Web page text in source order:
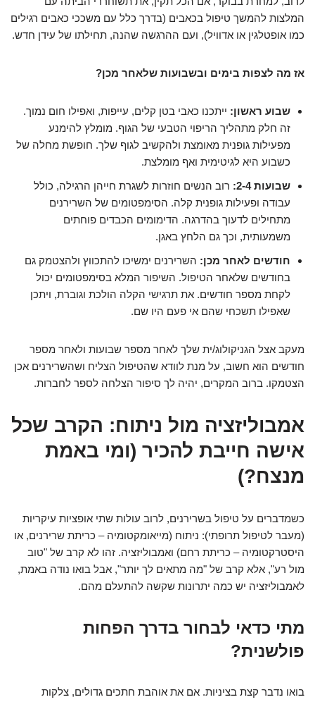
המלצות להמשך טיפול בכאבים (בדרך כלל עם משככי כאבים רגילים
כמו אופטלגין או אדוויל), ועם ההרגשה שהנה, תחילתו של עידן חדש.
אז מה לצפות בימים ובשבועות שלאחר מכן?
שבוע ראשון: ייתכנו כאבי בטן קלים, עייפות, ואפילו חום נמוך.
זה חלק מתהליך הריפוי הטבעי של הגוף. מומלץ להימנע
מפעילות גופנית מאומצת ולהקשיב לגוף שלך. חופשת מחלה של
כשבוע היא לגיטימית ואף מומלצת.
שבועות 2-4:
רוב הנשים חוזרות לשגרת חייהן הרגילה, כולל
עבודה ופעילות גופנית קלה. הסימפטומים של השרירנים
מתחילים לדעוך בהדרגה. הדימומים הכבדים פוחתים
משמעותית, וכך גם הלחץ באגן.
חודשים לאחר מכן: השרירנים ימשיכו להתכווץ ולהצטמק גם
בחודשים שלאחר הטיפול. השיפור המלא בסימפטומים יכול
לקחת מספר חודשים. את תרגישי הקלה הולכת וגוברת, ויתכן
שאפילו תשכחי שהם אי פעם היו שם.
מעקב אצל הגניקולוג/ית שלך לאחר מספר שבועות ולאחר מספר
חודשים הוא חשוב, על מנת לוודא שהטיפול הצליח ושהשרירנים אכן
הצטמקו. ברוב המקרים, יהיה לך סיפור הצלחה לספר לחברות.
אמבוליזציה מול ניתוח: הקרב שכל
אישה חייבת להכיר (ומי באמת
מנצח?)
כשמדברים על טיפול בשרירנים, לרוב עולות שתי אופציות עיקריות
(מעבר לטיפול תרופתי): ניתוח (מייאומקטומיה – כריתת שרירנים, או
היסטרקטומיה – כריתת רחם) ואמבוליזציה. זהו לא קרב של "טוב
מול רע", אלא קרב של "מה מתאים לך יותר", אבל בואו נודה באמת,
לאמבוליזציה יש כמה יתרונות שקשה להתעלם מהם.
מתי כדאי לבחור בדרך הפחות
פולשנית?
בואו נדבר קצת בציניות. אם את אוהבת חתכים גדולים, צלקות